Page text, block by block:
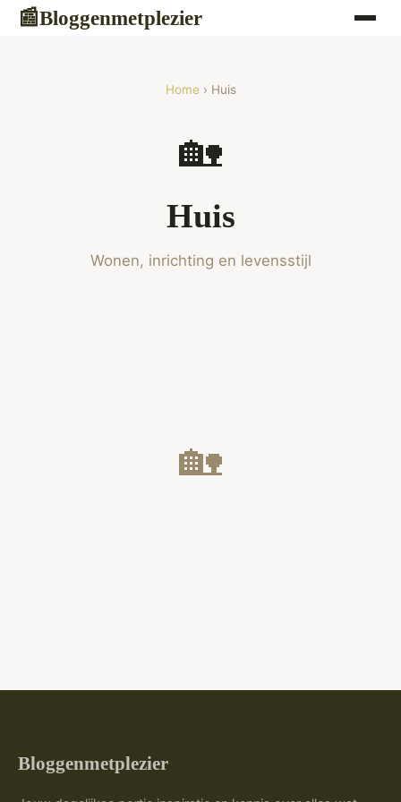
📰Bloggenmetplezier
Home › Huis
🏡
Huis
Wonen, inrichting en levensstijl
🏡
Bloggenmetplezier